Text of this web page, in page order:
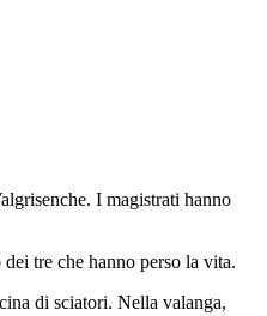
I magistrati hanno
tre che hanno perso la vita.
di sciatori. Nella valanga,